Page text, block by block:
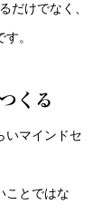
だけでなく、
。
くる
いマインドセ
ことではな